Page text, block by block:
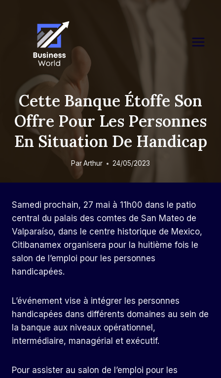
Cette Banque Étoffe Son
Offre Pour Les Personnes
En Situation De Handicap
ParArthur 24/05/2023
Samedi prochain, 27 mai à 11h00 dans le patio
central du palais des comtes de San Mateo de
Valparaíso, dans le centre historique de Mexico,
Citibanamex organisera pour la huitième fois le
salon de l’emploi pour les personnes
handicapées.
L’événement vise à intégrer les personnes
handicapées dans différents domaines au sein de
la banque aux niveaux opérationnel,
intermédiaire, managérial et exécutif.
Pour assister au salon de l’emploi pour les